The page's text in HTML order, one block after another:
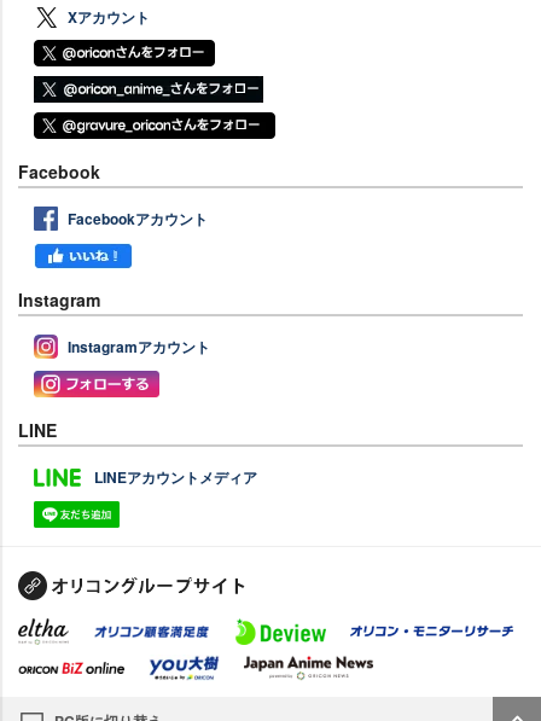
Xアカウント
Facebook
Facebookアカウント
Instagram
Instagramアカウント
LINE
LINEアカウントメディア